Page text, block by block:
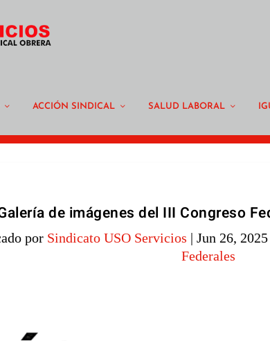
ACCIÓN SINDICAL SALUD LABORAL
de imágenes del III Congreso
por Sindicato USO Servicios | Jun 26, 2025
Federales